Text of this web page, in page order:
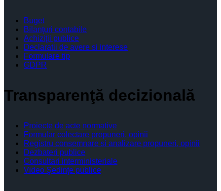
Buget
Bilanţuri contabile
Achiziţii publice
Declaratii de avere si interese
Formulare tip
GDPR
Transparenţă decizională
Proiecte de acte normative
Formular colectare propuneri, opinii
Registru consemnare si analizare propuneri, opinii
Dezbateri publice
Consultari interministeriale
Video Şedinţe publice